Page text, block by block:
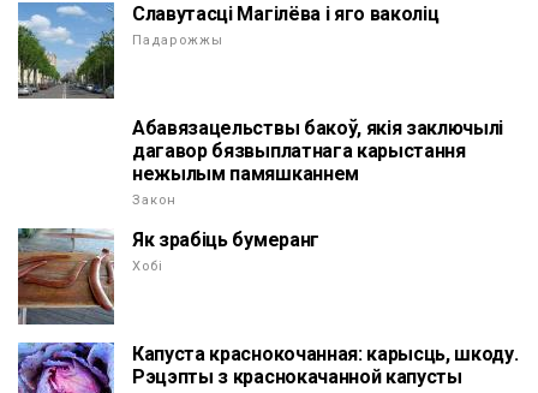
Славутасці Магілёва і яго ваколіц
Падарожжы
Абавязацельствы бакоў, якія заключылі
дагавор бязвыплатнага карыстання
нежылым памяшканнем
Закон
Як зрабіць бумеранг
Хобі
Капуста краснокочанная: карысць, шкоду.
Рэцэпты з краснокачанной капусты